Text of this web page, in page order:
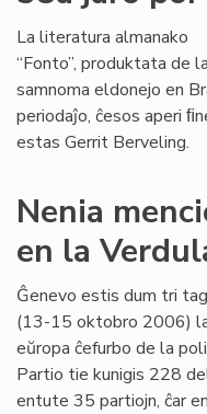
La literatura almanako
“Fonto”, produktata de la
samnoma eldonejo en
periodaĵo, ĉesos aperi
estas Gerrit Berveling.
Nenia
en la
Ĝenevo estis dum tri
(13-15 oktobro 2006)
eŭropa ĉefurbo de la
Partio tie kunigis 228
entute 35 partiojn, ĉar